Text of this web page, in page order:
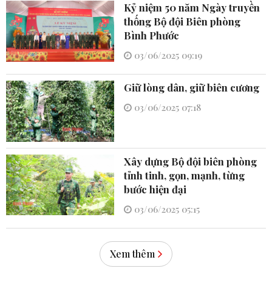
Kỷ niệm 50 năm Ngày truyền
thống Bộ đội Biên phòng
Bình Phước
03/06/2025 09:19
Giữ lòng dân, giữ biên cương
03/06/2025 07:18
Xây dựng Bộ đội biên phòng
tỉnh tinh, gọn, mạnh, từng
bước hiện đại
03/06/2025 05:15
Xem thêm